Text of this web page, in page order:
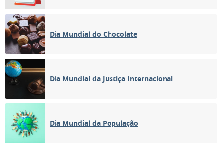
Dia Mundial do Chocolate
Dia Mundial da Justiça Internacional
Dia Mundial da População